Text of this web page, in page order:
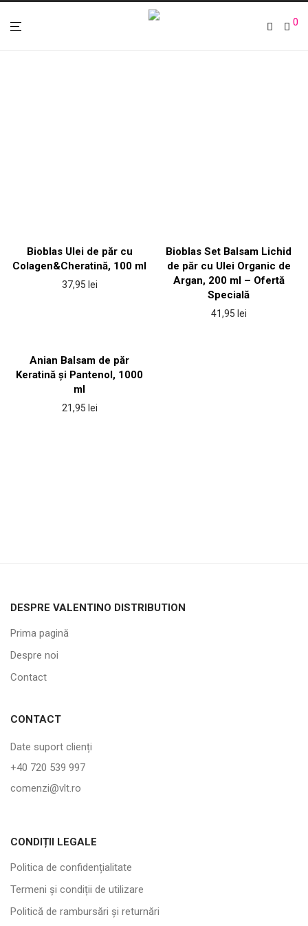
0
Bioblas Ulei de păr cu
Colagen&Cheratină, 100 ml
37,95 lei
Bioblas Set Balsam Lichid
de păr cu Ulei Organic de
Argan, 200 ml – Ofertă
Specială
41,95 lei
Anian Balsam de păr
Keratină și Pantenol, 1000
ml
21,95 lei
DESPRE VALENTINO DISTRIBUTION
Prima pagină
Despre noi
Contact
CONTACT
Date suport clienți
+40 720 539 997
comenzi@vlt.ro
CONDIȚII LEGALE
Politica de confidențialitate
Termeni și condiții de utilizare
Politică de rambursări și returnări